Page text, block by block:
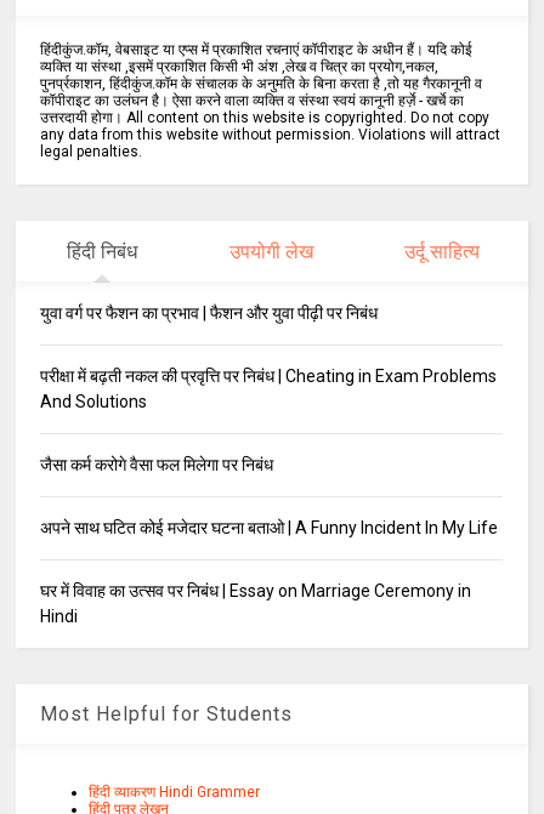
हिंदीकुंज.कॉम, वेबसाइट या एप्स में प्रकाशित रचनाएं कॉपीराइट के अधीन हैं। यदि कोई
व्यक्ति या संस्था ,इसमें प्रकाशित किसी भी अंश ,लेख व चित्र का प्रयोग,नकल,
पुनर्प्रकाशन, हिंदीकुंज.कॉम के संचालक के अनुमति के बिना करता है ,तो यह गैरकानूनी व
कॉपीराइट का उलंघन है। ऐसा करने वाला व्यक्ति व संस्था स्वयं कानूनी हर्ज़े - खर्चे का
उत्तरदायी होगा। All content on this website is copyrighted. Do not copy
any data from this website without permission. Violations will attract
legal penalties.
हिंदी निबंध उपयोगी लेख उर्दू साहित्य
युवा वर्ग पर फैशन का प्रभाव | फैशन और युवा पीढ़ी पर निबंध
परीक्षा में बढ़ती नकल की प्रवृत्ति पर निबंध | Cheating in Exam Problems
And Solutions
जैसा कर्म करोगे वैसा फल मिलेगा पर निबंध
अपने साथ घटित कोई मजेदार घटना बताओ | A Funny Incident In My Life
घर में विवाह का उत्सव पर निबंध | Essay on Marriage Ceremony in
Hindi
Most Helpful for Students
हिंदी व्याकरण Hindi Grammer
हिंदी पत्र लेखन